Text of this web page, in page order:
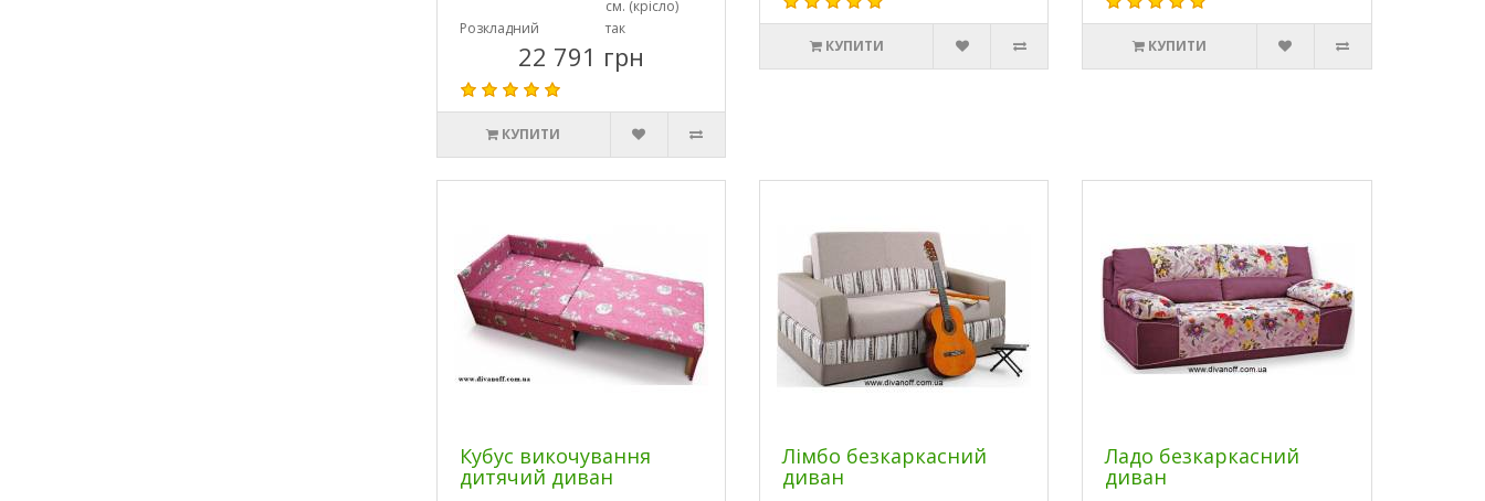
см. (крісло)
Розкладний
так
22 791 грн
КУПИТИ
КУПИТИ КУПИТИ
Кубус викочування
дитячий диван
Лімбо безкаркасний
диван
Ладо безкаркасний
диван